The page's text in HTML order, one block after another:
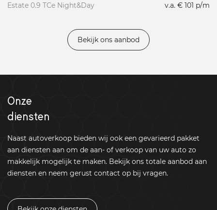
Estate 0.9 TCe Night&Day v.a. € 101 p/m
Bekijk ons aanbod
Onze
diensten
Naast autoverkoop bieden wij ook een gevarieerd pakket
aan diensten aan om de aan- of verkoop van uw auto zo
makkelijk mogelijk te maken. Bekijk ons totale aanbod aan
diensten en neem gerust contact op bij vragen.